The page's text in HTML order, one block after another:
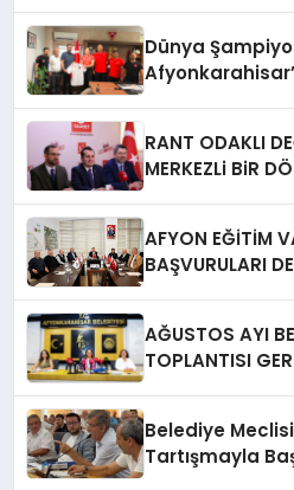
Dünya
RANT ODAKLI
MERKEZLi BiR
AFYON EĞİTİM
BAŞVURULARI
AĞUSTOS AYI
TOPLANTISI
Belediye
Tartışmayla